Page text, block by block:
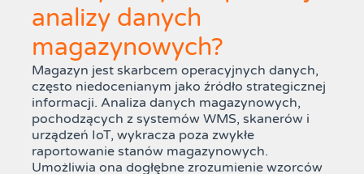
analizy danych
magazynowych?
Magazyn jest skarbcem operacyjnych danych,
często niedocenianym jako źródło strategicznej
informacji. Analiza danych magazynowych,
pochodzących z systemów WMS, skanerów i
urządzeń IoT, wykracza poza zwykłe
raportowanie stanów magazynowych.
Umożliwia ona dogłębne zrozumienie wzorców